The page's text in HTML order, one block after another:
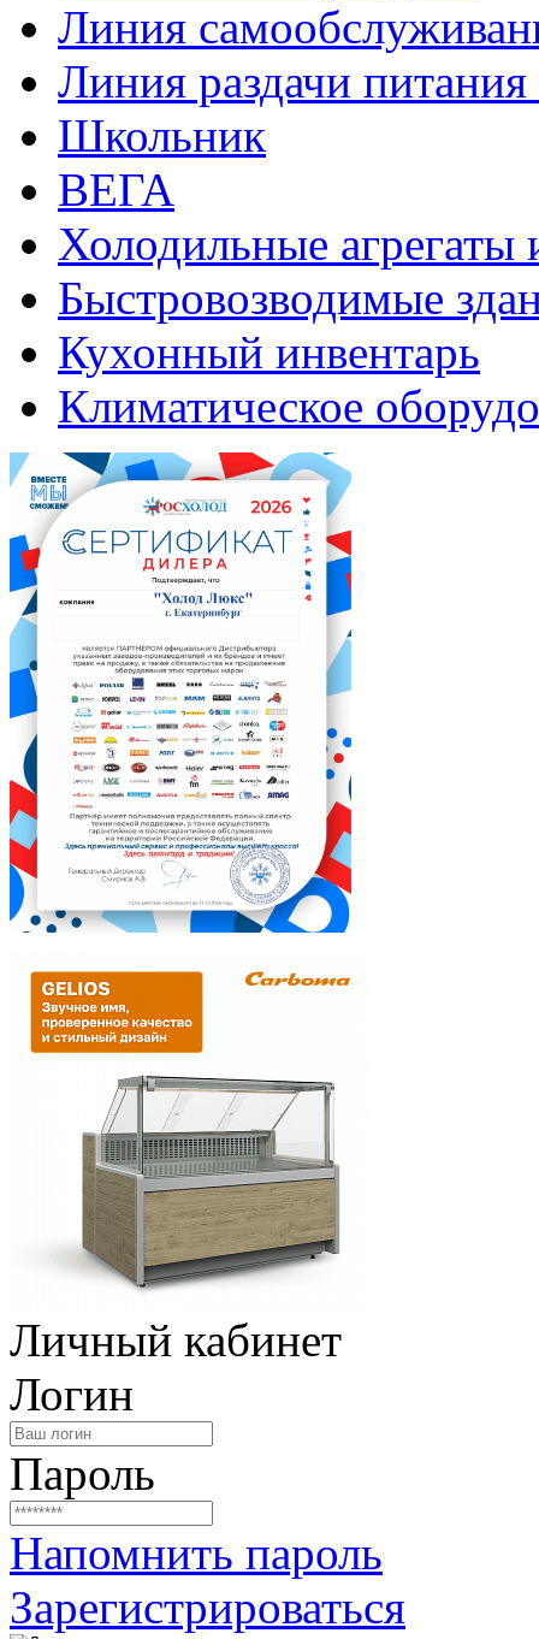
Линия
Линия раздачи
Школьник
ВЕГА
Холодильные агрегаты
Быстровозводимые
Кухонный инвентарь
Климатическое
Личный кабинет
Логин
Пароль
Напомнить пароль
Зарегистрироваться